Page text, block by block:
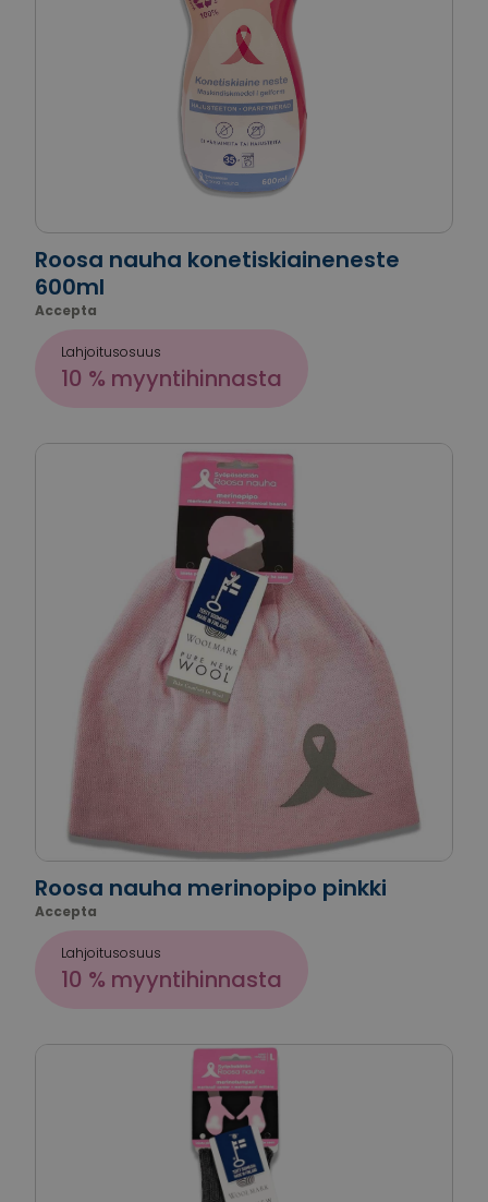
Roosa nauha konetiskiaineneste
600ml
Accepta
Lahjoitusosuus
10 % myyntihinnasta
Roosa nauha merinopipo pinkki
Accepta
Lahjoitusosuus
10 % myyntihinnasta